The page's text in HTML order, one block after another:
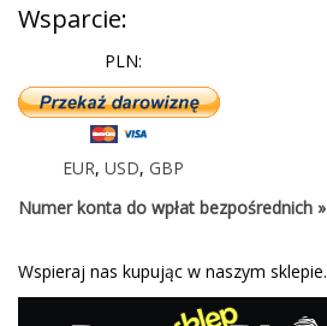
Wsparcie:
PLN:
EUR, USD, GBP
Numer konta do wpłat bezpośrednich »
Wspieraj nas kupując w naszym sklepie.